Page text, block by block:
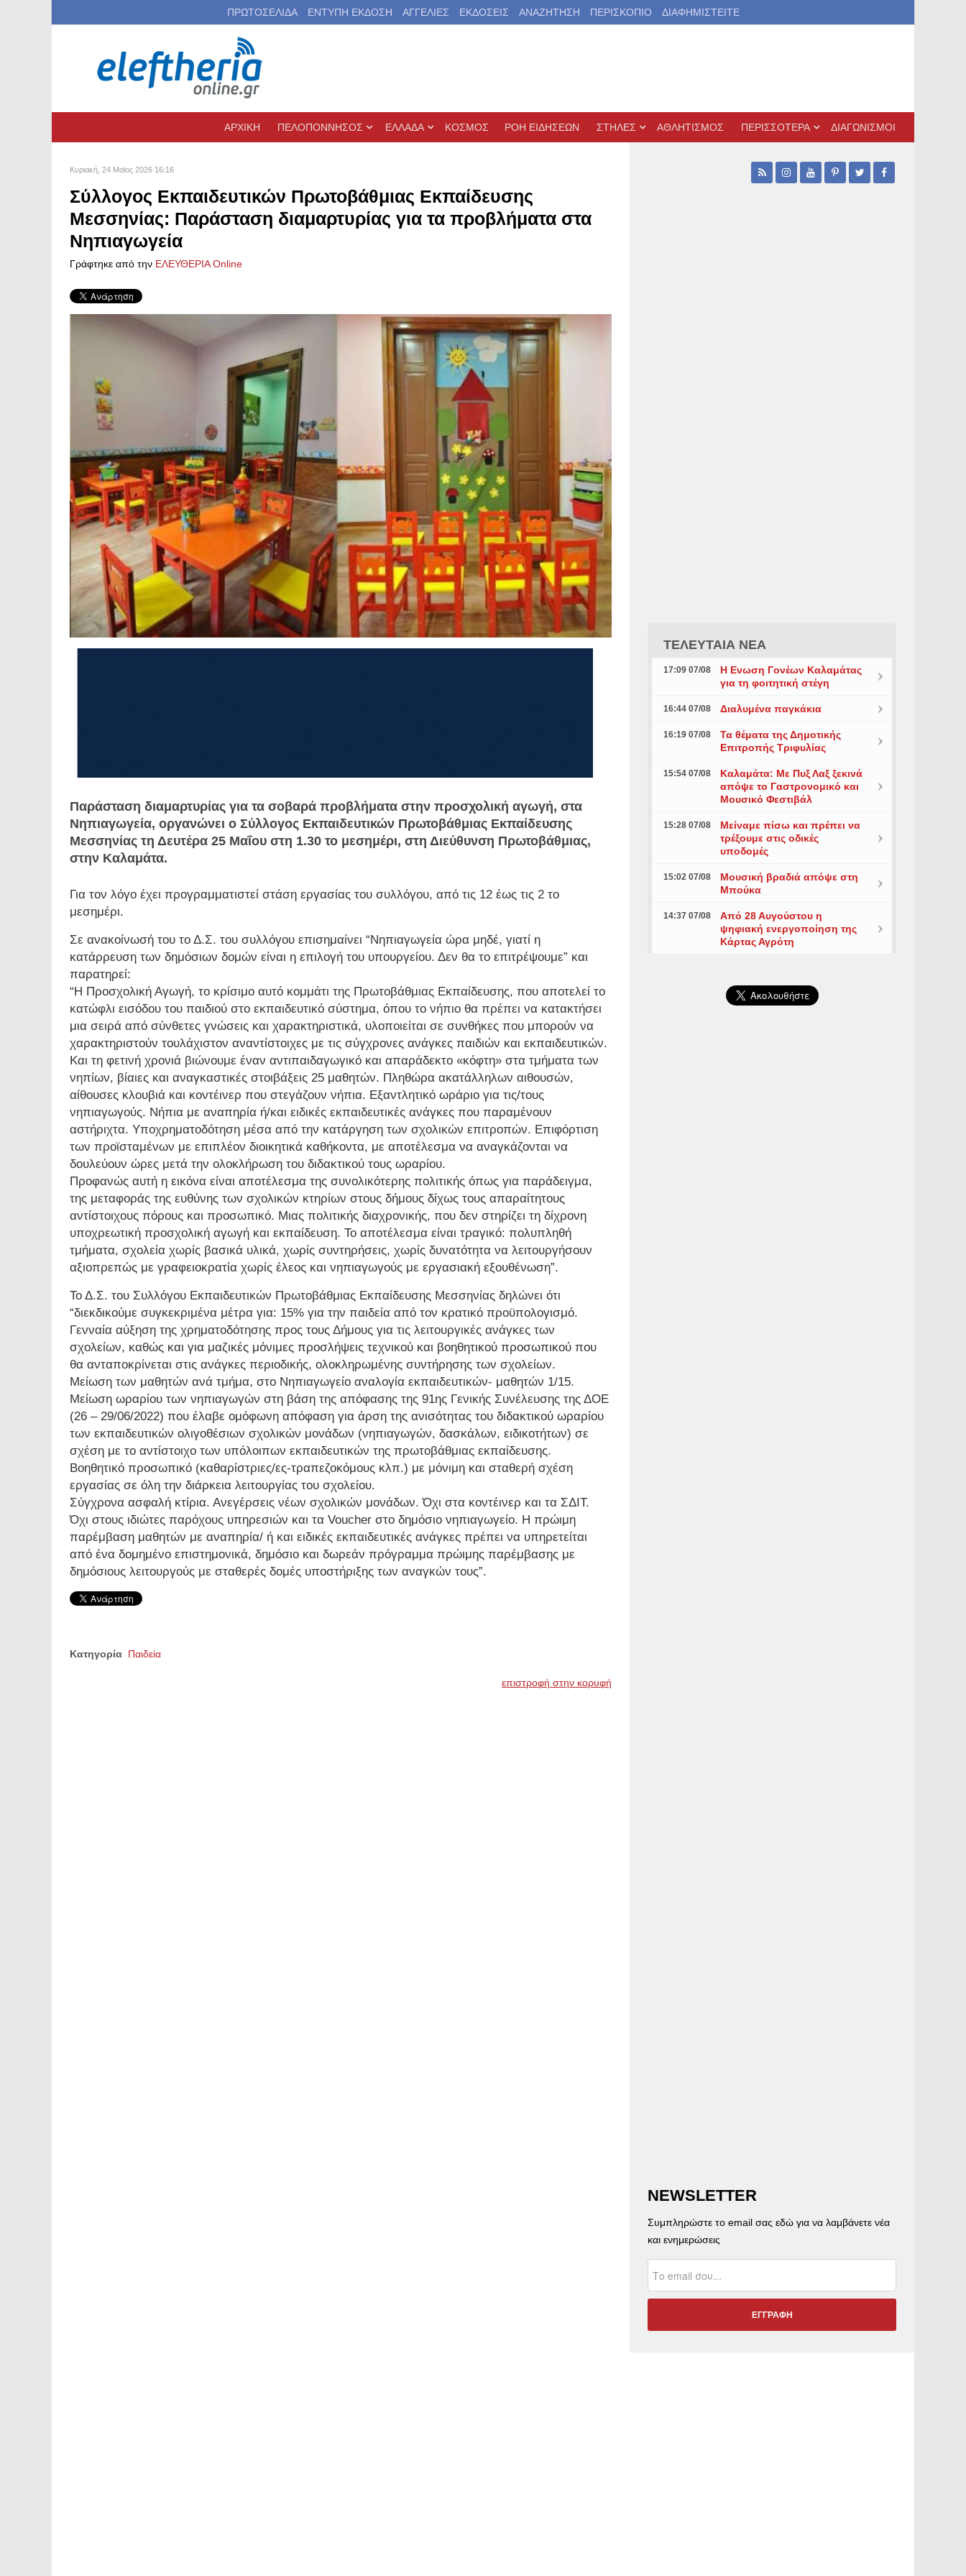
ΠΡΩΤΟΣΕΛΙΔΑ ΕΝΤΥΠΗ ΕΚΔΟΣΗ ΑΓΓΕΛΙΕΣ ΕΚΔΟΣΕΙΣ ΑΝΑΖΗΤΗΣΗ ΠΕΡΙΣΚΟΠΙΟ ΔΙΑΦΗΜΙΣΤΕΙΤΕ
ΑΡΧΙΚΗ ΠΕΛΟΠΟΝΝΗΣΟΣ ΕΛΛΑΔΑ ΚΟΣΜΟΣ ΡΟΗ ΕΙΔΗΣΕΩΝ ΣΤΗΛΕΣ ΑΘΛΗΤΙΣΜΟΣ ΠΕΡΙΣΣΟΤΕΡΑ ΔΙΑΓΩΝΙΣΜΟΙ
Κυριακή, 24 Μαϊος 2026 16:16
Σύλλογος Εκπαιδευτικών Πρωτοβάθμιας Εκπαίδευσης
Μεσσηνίας: Παράσταση διαμαρτυρίας για τα προβλήματα στα
Νηπιαγωγεία
Γράφτηκε από την ΕΛΕΥΘΕΡΙΑ Online
Παράσταση διαμαρτυρίας για τα σοβαρά προβλήματα στην προσχολική αγωγή, στα
Νηπιαγωγεία, οργανώνει ο Σύλλογος Εκπαιδευτικών Πρωτοβάθμιας Εκπαίδευσης
Μεσσηνίας τη Δευτέρα 25 Μαΐου στη 1.30 το μεσημέρι, στη Διεύθυνση Πρωτοβάθμιας,
στην Καλαμάτα.
Για τον λόγο έχει προγραμματιστεί στάση εργασίας του συλλόγου, από τις 12 έως τις 2 το
μεσημέρι.
Σε ανακοίνωσή του το Δ.Σ. του συλλόγου επισημαίνει “Νηπιαγωγεία ώρα μηδέ, γιατί η
κατάρρευση των δημόσιων δομών είναι η επιλογή του υπουργείου. Δεν θα το επιτρέψουμε” και
παρατηρεί:
“Η Προσχολική Αγωγή, το κρίσιμο αυτό κομμάτι της Πρωτοβάθμιας Εκπαίδευσης, που αποτελεί το
κατώφλι εισόδου του παιδιού στο εκπαιδευτικό σύστημα, όπου το νήπιο θα πρέπει να κατακτήσει
μια σειρά από σύνθετες γνώσεις και χαρακτηριστικά, υλοποιείται σε συνθήκες που μπορούν να
χαρακτηριστούν τουλάχιστον αναντίστοιχες με τις σύγχρονες ανάγκες παιδιών και εκπαιδευτικών.
Και τη φετινή χρονιά βιώνουμε έναν αντιπαιδαγωγικό και απαράδεκτο «κόφτη» στα τμήματα των
νηπίων, βίαιες και αναγκαστικές στοιβάξεις 25 μαθητών. Πληθώρα ακατάλληλων αιθουσών,
αίθουσες κλουβιά και κοντέινερ που στεγάζουν νήπια. Εξαντλητικό ωράριο για τις/τους
νηπιαγωγούς. Νήπια με αναπηρία ή/και ειδικές εκπαιδευτικές ανάγκες που παραμένουν
αστήριχτα. Υποχρηματοδότηση μέσα από την κατάργηση των σχολικών επιτροπών. Επιφόρτιση
των προϊσταμένων με επιπλέον διοικητικά καθήκοντα, με αποτέλεσμα να αναγκάζονται να
δουλεύουν ώρες μετά την ολοκλήρωση του διδακτικού τους ωραρίου.
Προφανώς αυτή η εικόνα είναι αποτέλεσμα της συνολικότερης πολιτικής όπως για παράδειγμα,
της μεταφοράς της ευθύνης των σχολικών κτηρίων στους δήμους δίχως τους απαραίτητους
αντίστοιχους πόρους και προσωπικό. Μιας πολιτικής διαχρονικής, που δεν στηρίζει τη δίχρονη
υποχρεωτική προσχολική αγωγή και εκπαίδευση. Το αποτέλεσμα είναι τραγικό: πολυπληθή
τμήματα, σχολεία χωρίς βασικά υλικά, χωρίς συντηρήσεις, χωρίς δυνατότητα να λειτουργήσουν
αξιοπρεπώς με γραφειοκρατία χωρίς έλεος και νηπιαγωγούς με εργασιακή εξουθένωση”.
Το Δ.Σ. του Συλλόγου Εκπαιδευτικών Πρωτοβάθμιας Εκπαίδευσης Μεσσηνίας δηλώνει ότι
“διεκδικούμε συγκεκριμένα μέτρα για: 15% για την παιδεία από τον κρατικό προϋπολογισμό.
Γενναία αύξηση της χρηματοδότησης προς τους Δήμους για τις λειτουργικές ανάγκες των
σχολείων, καθώς και για μαζικές μόνιμες προσλήψεις τεχνικού και βοηθητικού προσωπικού που
θα ανταποκρίνεται στις ανάγκες περιοδικής, ολοκληρωμένης συντήρησης των σχολείων.
Μείωση των μαθητών ανά τμήμα, στο Νηπιαγωγείο αναλογία εκπαιδευτικών- μαθητών 1/15.
Μείωση ωραρίου των νηπιαγωγών στη βάση της απόφασης της 91ης Γενικής Συνέλευσης της ΔΟΕ
(26 – 29/06/2022) που έλαβε ομόφωνη απόφαση για άρση της ανισότητας του διδακτικού ωραρίου
των εκπαιδευτικών ολιγοθέσιων σχολικών μονάδων (νηπιαγωγών, δασκάλων, ειδικοτήτων) σε
σχέση με το αντίστοιχο των υπόλοιπων εκπαιδευτικών της πρωτοβάθμιας εκπαίδευσης.
Βοηθητικό προσωπικό (καθαρίστριες/ες-τραπεζοκόμους κλπ.) με μόνιμη και σταθερή σχέση
εργασίας σε όλη την διάρκεια λειτουργίας του σχολείου.
Σύγχρονα ασφαλή κτίρια. Ανεγέρσεις νέων σχολικών μονάδων. Όχι στα κοντέινερ και τα ΣΔΙΤ.
Όχι στους ιδιώτες παρόχους υπηρεσιών και τα Voucher στο δημόσιο νηπιαγωγείο. Η πρώιμη
παρέμβαση μαθητών με αναπηρία/ ή και ειδικές εκπαιδευτικές ανάγκες πρέπει να υπηρετείται
από ένα δομημένο επιστημονικά, δημόσιο και δωρεάν πρόγραμμα πρώιμης παρέμβασης με
δημόσιους λειτουργούς με σταθερές δομές υποστήριξης των αναγκών τους”.
Κατηγορία Παιδεία
επιστροφή στην κορυφή
ΤΕΛΕΥΤΑΙΑ ΝΕΑ
17:09 07/08
Η Ενωση Γονέων Καλαμάτας
για τη φοιτητική στέγη
16:44 07/08 Διαλυμένα παγκάκια
16:19 07/08
Τα θέματα της Δημοτικής
Επιτροπής Τριφυλίας
15:54 07/08
Καλαμάτα: Με Πυξ Λαξ ξεκινά
απόψε το Γαστρονομικό και
Μουσικό Φεστιβάλ
15:28 07/08
Μείναμε πίσω και πρέπει να
τρέξουμε στις οδικές
υποδομές
15:02 07/08
Μουσική βραδιά απόψε στη
Μπούκα
14:37 07/08
Από 28 Αυγούστου η
ψηφιακή ενεργοποίηση της
Κάρτας Αγρότη
NEWSLETTER
Συμπληρώστε το email σας εδώ για να λαμβάνετε νέα
και ενημερώσεις